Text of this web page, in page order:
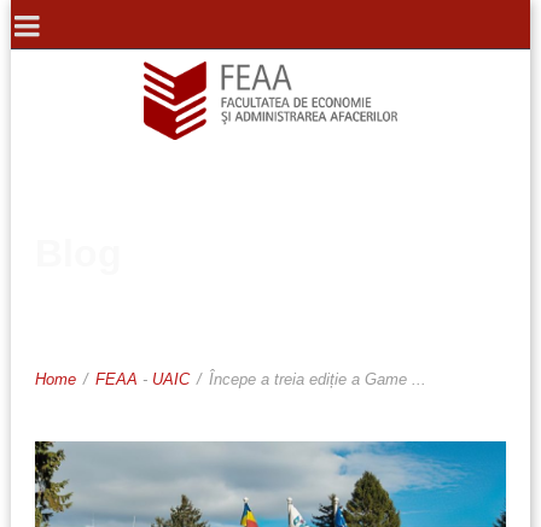
Home / FEAA - UAIC / Începe a treia ediție a Game ...